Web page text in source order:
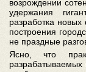
возрождении
удержания
разработка
построения
не праздные
Ясно, что
разрабатываемых